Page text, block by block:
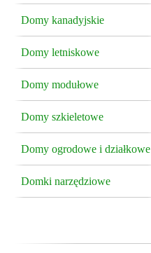
Domy kanadyjskie
Domy letniskowe
Domy modułowe
Domy szkieletowe
Domy ogrodowe i działkowe
Domki narzędziowe